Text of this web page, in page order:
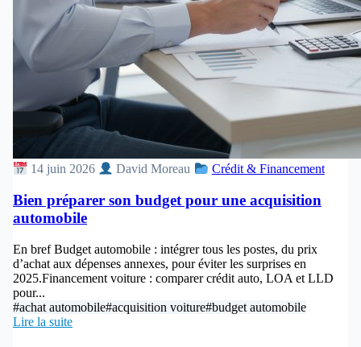
14 juin 2026 David Moreau Crédit & Financement
Bien préparer son budget pour une acquisition
automobile
En bref Budget automobile : intégrer tous les postes, du prix
d’achat aux dépenses annexes, pour éviter les surprises en
2025.Financement voiture : comparer crédit auto, LOA et LLD
pour...
#achat automobile#acquisition voiture#budget automobile
Lire la suite